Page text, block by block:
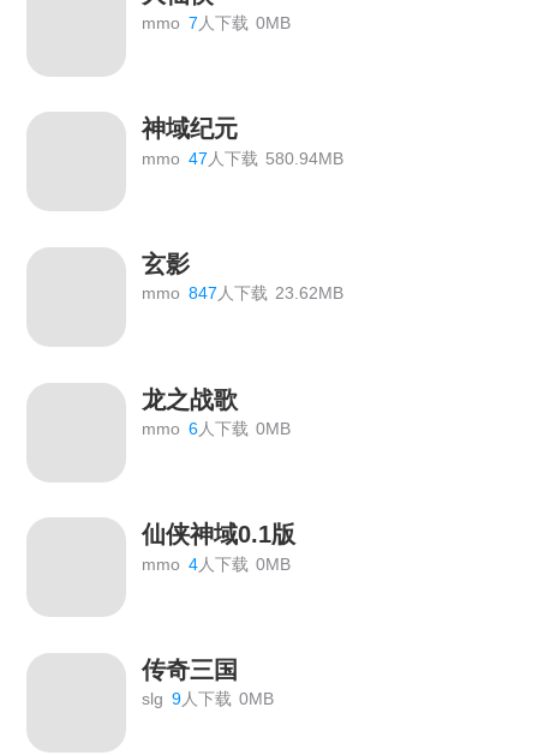
mmo 7 人下载 0MB
神域纪元
mmo 47 人下载 580.94MB
玄影
mmo 847人下载 23.62MB
龙之战歌
mmo 6人下载 0MB
仙侠神域0.1版
mmo 4人下载 0MB
传奇三国
slg 9人下载 0MB